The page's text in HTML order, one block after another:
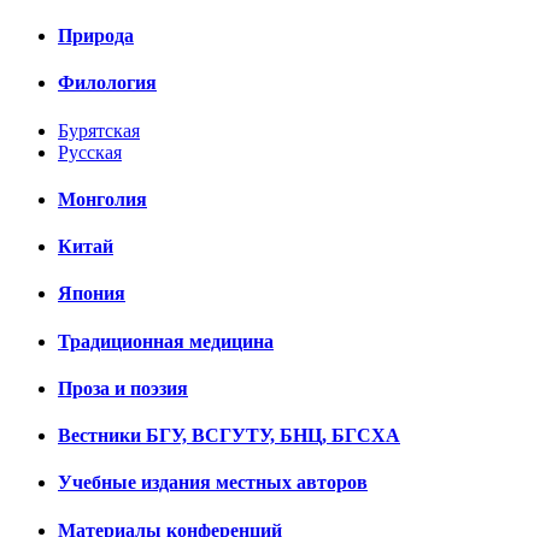
Природа
Филология
Бурятская
Русская
Монголия
Китай
Япония
Традиционная медицина
Проза и поэзия
Вестники БГУ, ВСГУТУ, БНЦ, БГСХА
Учебные издания местных авторов
Материалы конференций